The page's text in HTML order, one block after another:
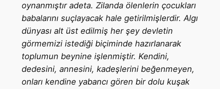
oynanmıştır adeta. Zilanda ölenlerin çocukları
babalarını suçlayacak hale getirilmişlerdir. Algı
dünyası alt üst edilmiş her şey devletin
görmemizi istediği biçiminde hazırlanarak
toplumun beynine işlenmiştir. Kendini,
dedesini, annesini, kadeşlerini beğenmeyen,
onları kendine yabancı gören bir dolu kuşak